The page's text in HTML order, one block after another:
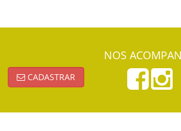
CADASTRAR
NOS